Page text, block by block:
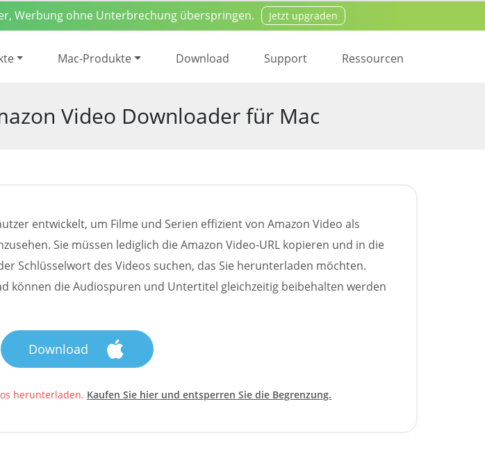
Werbung ohne Unterbrechung überspringen. Jetzt upgraden
Mac-Produkte Download Support Ressourcen
€83,90 Download Kaufen
Video Downloader für Mac
entwickelt, um Filme und Serien effizient von Amazon Video als
Sie müssen lediglich die Amazon Video-URL kopieren und in die
Schlüsselwort des Videos suchen, das Sie herunterladen möchten.
können die Audiospuren und Untertitel gleichzeitig beibehalten werden
Download
herunterladen. Kaufen Sie hier und entsperren Sie die Begrenzung.